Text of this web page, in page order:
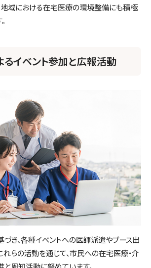
地域における在宅医療の環境整備にも積極
イベント参加と広報活動
き、各種イベントへの医師派遣やブース出
れらの活動を通じて、市民への在宅医療・介